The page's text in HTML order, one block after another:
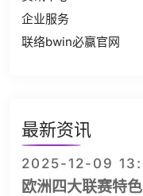
企业服务
联络bwin必赢官网
最新资讯
2025-12-09
欧洲四大联赛特